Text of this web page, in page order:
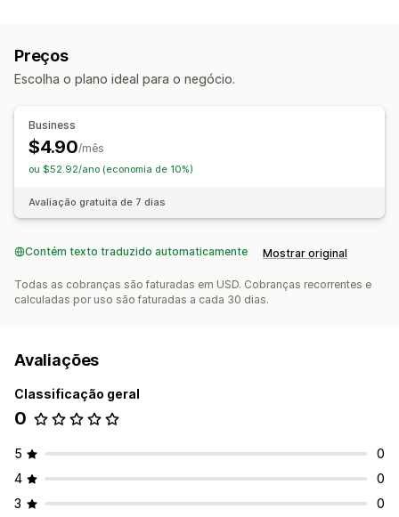
Preços
Escolha o plano ideal para o negócio.
Business
$4.90/mês
ou $52.92/ano (economia de 10%)
Avaliação gratuita de 7 dias
Contém texto traduzido automaticamente Mostrar original
Todas as cobranças são faturadas em USD. Cobranças recorrentes e
calculadas por uso são faturadas a cada 30 dias.
Avaliações
Classificação geral
0
5
0
4
0
3
0